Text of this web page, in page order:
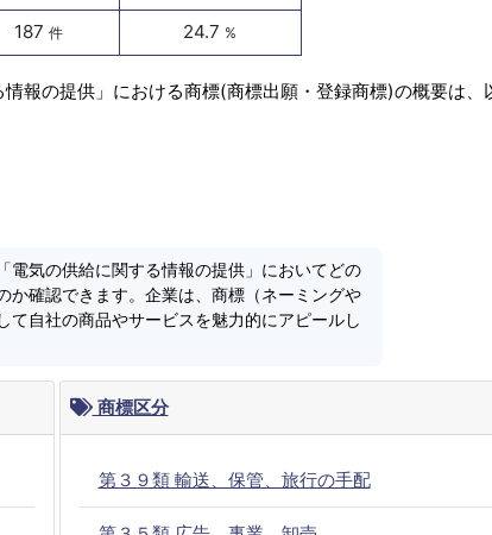
187 件 24.7 %
報の提供」における商標(商標出願・登録商標)の概要は、
電気の供給に関する情報の提供」においてどの
か確認できます。企業は、商標（ネーミングや
て自社の商品やサービスを魅力的にアピールし
商標区分
第３９類 輸送、保管、旅行の手配